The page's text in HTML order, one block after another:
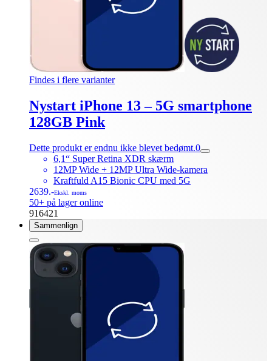
Findes i flere varianter
Nystart iPhone 13 – 5G smartphone
128GB Pink
Dette produkt er endnu ikke blevet bedømt.0
6,1“ Super Retina XDR skærm
12MP Wide + 12MP Ultra Wide-kamera
Kraftfuld A15 Bionic CPU med 5G
2639.-Ekskl. moms
50+ på lager online
916421
Sammenlign